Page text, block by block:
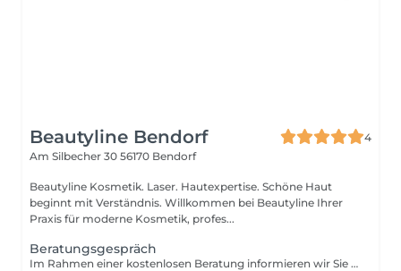
Beautyline Bendorf
4
Am Silbecher 30 56170 Bendorf
Beautyline Kosmetik. Laser. Hautexpertise. Schöne Haut
beginnt mit Verständnis. Willkommen bei Beautyline Ihrer
Praxis für moderne Kosmetik, profes...
Beratungsgespräch
Im Rahmen einer kostenlosen Beratung informieren wir Sie ausführlich über die Haarentfernung mit dem Candela GentleMax Pro Plus-Laser. Dabei gehen wir auf Ihre persönlichen Wünsche ein und erstellen einen individuell abgestimmten Behandlungsplan.